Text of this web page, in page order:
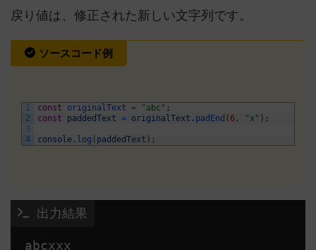
戻り値は、修正された新しい文字列です。
ソースコード例
1
2
3
4
const originalText = "abc" ;
const
paddedText = originalText . padEnd ( 6 , "x" ) ;
console . log ( paddedText ) ;
出力結果